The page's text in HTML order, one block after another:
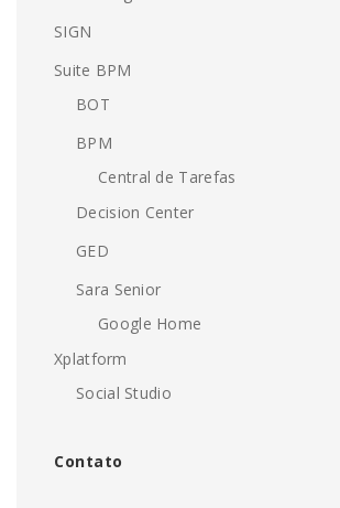
SIGN
Suite BPM
BOT
BPM
Central de Tarefas
Decision Center
GED
Sara Senior
Google Home
Xplatform
Social Studio
Contato